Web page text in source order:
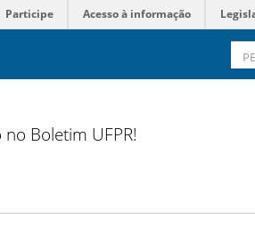
Participe Acesso à informação
Boletim UFPR!